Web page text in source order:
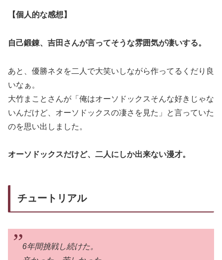
【個人的な感想】
自己鍛錬、吉田さんが言ってそうな雰囲気が凄いする。
あと、優勝ネタを二人で大笑いしながら作ってるくだり良
いなぁ。
大竹まことさんが「俺はオーソドックスそんな好きじゃな
いんだけど、オーソドックスの凄さを見た」と言っていた
のを思い出しました。
オーソドックスだけど、二人にしか出来ない漫才。
チュートリアル
6年間挑戦し続けた。